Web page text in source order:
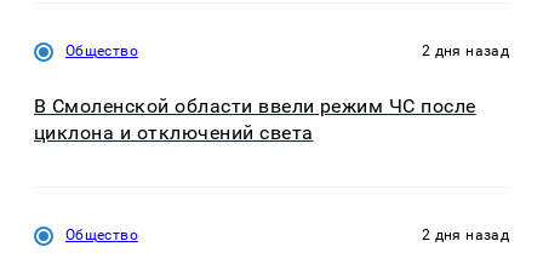
Общество 2 дня назад
В Смоленской области ввели режим ЧС после
циклона и отключений света
Общество 2 дня назад